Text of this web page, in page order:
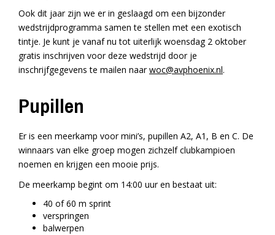
Ook dit jaar zijn we er in geslaagd om een bijzonder
wedstrijdprogramma samen te stellen met een exotisch
tintje. Je kunt je vanaf nu tot uiterlijk woensdag 2 oktober
gratis inschrijven voor deze wedstrijd door je
inschrijfgegevens te mailen naarwoc@avphoenix.nl.
Pupillen
Er is een meerkamp voor mini’s, pupillen A2, A1, B en C. De
winnaars van elke groep mogen zichzelf clubkampioen
noemen en krijgen een mooie prijs.
De meerkamp begint om 14:00 uur en bestaat uit:
40 of 60 m sprint
verspringen
balwerpen